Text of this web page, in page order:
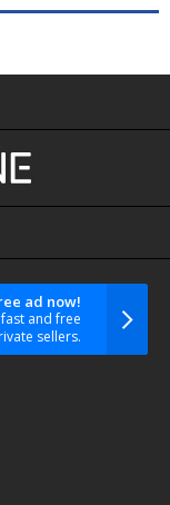
ad now!
and free
sellers.